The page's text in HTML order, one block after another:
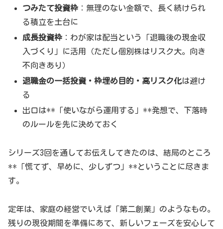
つみたて投資枠 ：無理のない金額で、長く続けられ
る積立を土台に
成長投資枠 ：わが家は配当という「退職後の現金収
入づくり」に活用（ただし個別株はリスク大。向き
不向きあり）
退職金の一括投資・枠埋め目的・高リスク化は避け
る
出口は**「使いながら運用する」**発想で、下落時
のルールを先に決めておく
シリーズ3回を通してお伝えしてきたのは、結局のところ
**「慌てず、早めに、少しずつ」**ということに尽きま
す。
定年は、家庭の経営でいえば「第二創業」のようなもの。
残りの現役期間を準備にあて、新しいフェーズを安心して